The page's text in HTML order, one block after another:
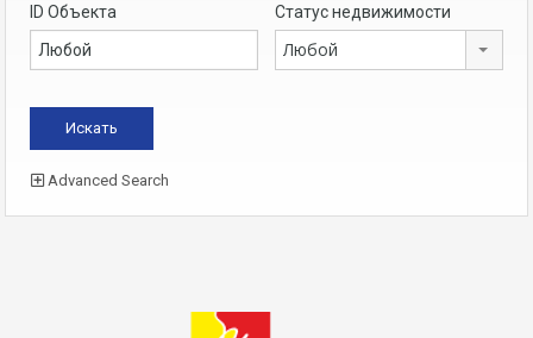
ID Объекта Статус недвижимости
Любой
Advanced Search